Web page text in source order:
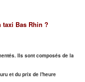
Bas Rhin ?
Ils sont composés de la
et du prix de l'heure